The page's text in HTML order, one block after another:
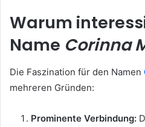
Warum
Name Corinna
Die Faszination für den Namen
mehreren Gründen:
Prominente Verbindung: